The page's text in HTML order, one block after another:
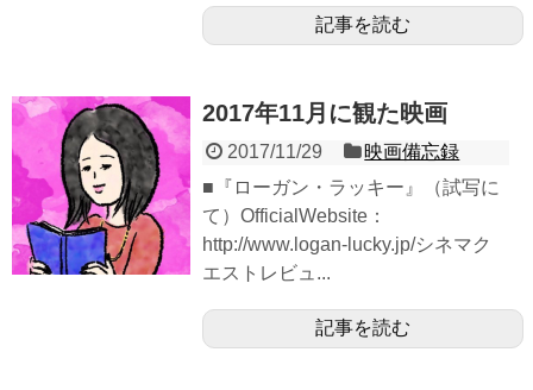
記事を読む
2017年11月に観た映画
2017/11/29
映画備忘録
■『ローガン・ラッキー』（試写に
て）OfficialWebsite：
http://www.logan-lucky.jp/シネマク
エストレビュ...
記事を読む